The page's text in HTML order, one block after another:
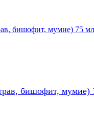
бишофит, мумие)